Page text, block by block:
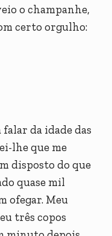
o champanhe,
certo orgulho:
falar da idade das
lhe que me
disposto do que
quase mil
ofegar. Meu
três copos